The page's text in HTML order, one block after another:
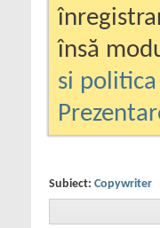
însă
si politica
Subiect: Copywriter